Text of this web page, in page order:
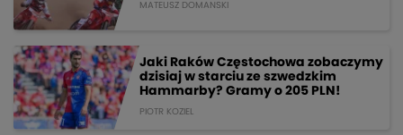
MATEUSZ DOMANSKI
Jaki Raków Częstochowa zobaczymy
dzisiaj w starciu ze szwedzkim
Hammarby? Gramy o 205 PLN!
PIOTR KOZIEL